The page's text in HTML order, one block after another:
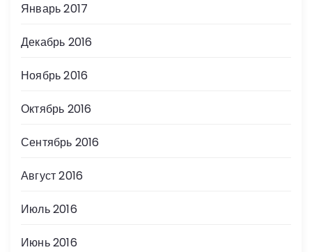
Январь 2017
Декабрь 2016
Ноябрь 2016
Октябрь 2016
Сентябрь 2016
Август 2016
Июль 2016
Июнь 2016